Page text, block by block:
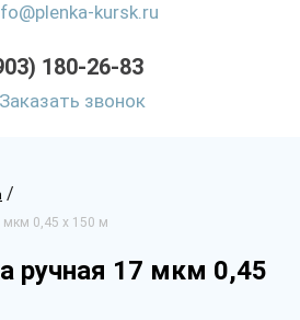
kursk.ru
180-26-83
Заказать звонок
/
мкм 0,45 х 150 м
ручная 17 мкм 0,45